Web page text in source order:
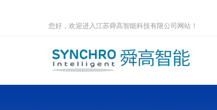
您好，欢迎进入江苏舜高智能科技有限公司网站！